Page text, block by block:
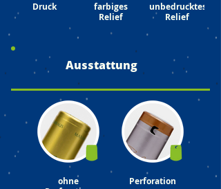
Druck
farbiges
Relief
unbedrucktes
Relief
Ausstattung
ohne
Perforation